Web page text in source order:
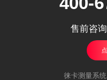
售前咨询
徕卡测量系